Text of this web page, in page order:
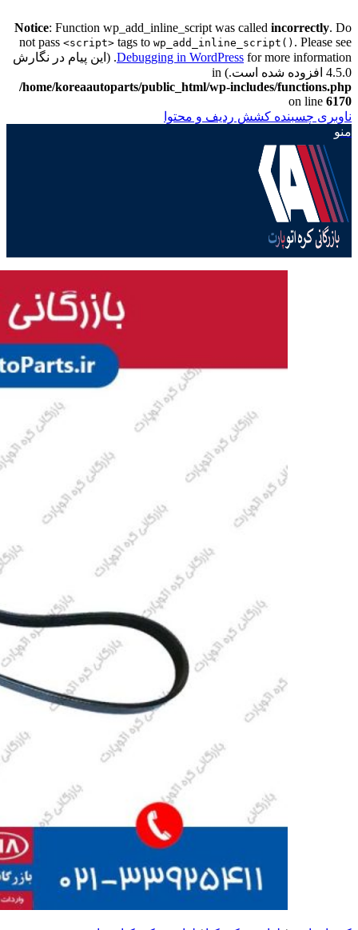
Notice: Function wp_add_inline_script was called incorrectly. Do
not pass <script> tags to wp_add_inline_script() . Please see
Debugging in WordPressfor more information. (این پیام در نگارش
4.5.0 افزوده شده است.) in
/home/koreaautoparts/public_html/wp-includes/functions.php
on line 6170
ناوبری چسبنده کشش ردیف و محتوا
منو